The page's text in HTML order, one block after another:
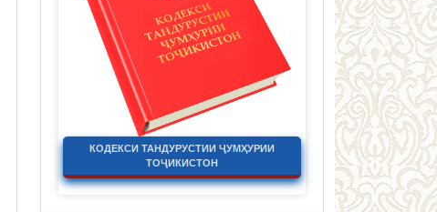
КОДЕКСИ ТАНДУРУСТИИ ҶУМҲУРИИ
ТОҶИКИСТОН